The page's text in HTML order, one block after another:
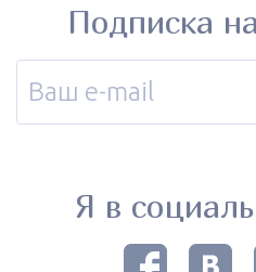
Подписка
Я в